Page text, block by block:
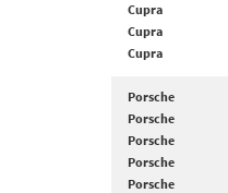
Cupra
Cupra
Cupra
Porsche
Porsche
Porsche
Porsche
Porsche